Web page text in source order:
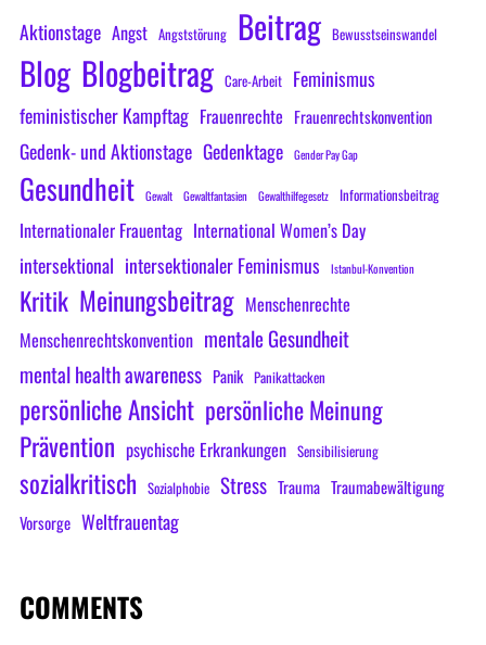
Aktionstage Angst Angststörung Beitrag Bewusstseinswandel
Blog Blogbeitrag Care-Arbeit Feminismus
feministischer Kampftag Frauenrechte Frauenrechtskonvention
Gedenk- und Aktionstage Gedenktage Gender Pay Gap
Gesundheit Gewalt Gewaltfantasien Gewalthilfegesetz Informationsbeitrag
Internationaler Frauentag International Women’s Day
intersektional intersektionaler Feminismus Istanbul-Konvention
Kritik Meinungsbeitrag Menschenrechte
Menschenrechtskonvention mentale Gesundheit
mental health awareness Panik Panikattacken
persönliche Ansicht persönliche Meinung
Prävention psychische Erkrankungen Sensibilisierung
sozialkritisch Sozialphobie Stress Trauma Traumabewältigung
Vorsorge Weltfrauentag
COMMENTS